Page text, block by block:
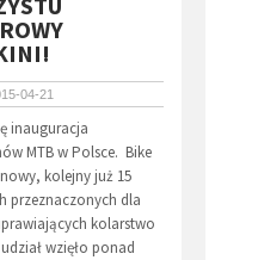
04-21
inauguracja
MTB w Polsce. Bike
kolejny już 15
przeznaczonych dla
kolarstwo
wzięło ponad